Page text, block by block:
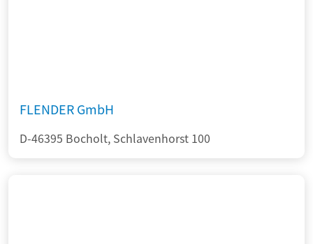
FLENDER GmbH
D-46395 Bocholt, Schlavenhorst 100